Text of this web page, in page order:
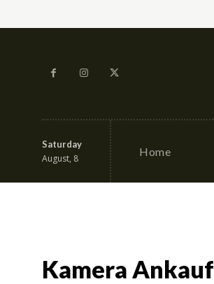
Saturday
August, 8
Home
Kamera Ankauf